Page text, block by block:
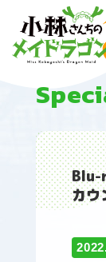
Blu-
カウ